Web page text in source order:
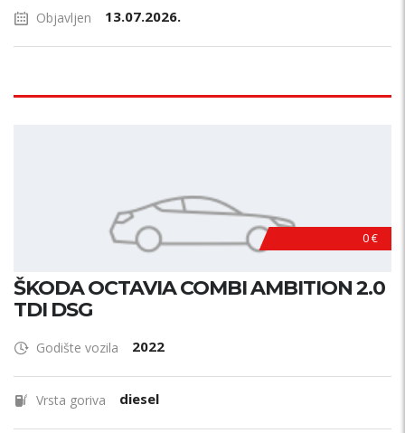
Objavljen 13.07.2026.
0 €
ŠKODA OCTAVIA COMBI AMBITION 2.0
TDI DSG
Godište vozila 2022
Vrsta goriva diesel